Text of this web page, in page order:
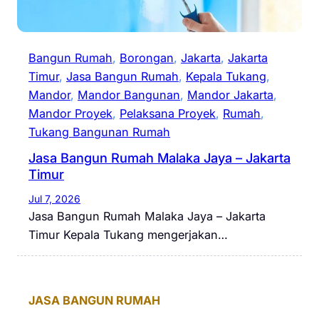
Bangun Rumah, Borongan, Jakarta, Jakarta
Timur, Jasa Bangun Rumah, Kepala Tukang
Mandor, Mandor Bangunan, Mandor Jakarta
Mandor Proyek, Pelaksana Proyek, Rumah
Tukang Bangunan Rumah
Jasa Bangun Rumah Malaka Jaya – Jakarta
Timur
Jul 7, 2026
Jasa Bangun Rumah Malaka Jaya – Jakarta
Timur Kepala Tukang mengerjakan…
JASA BANGUN RUMAH